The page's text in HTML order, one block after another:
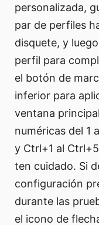
personalizada,
par de perfiles
disquete, y
perfil para
el botón de
inferior para
ventana
numéricas del 1
y Ctrl+1 al
ten cuidado. Si
configuración
durante las
el icono de